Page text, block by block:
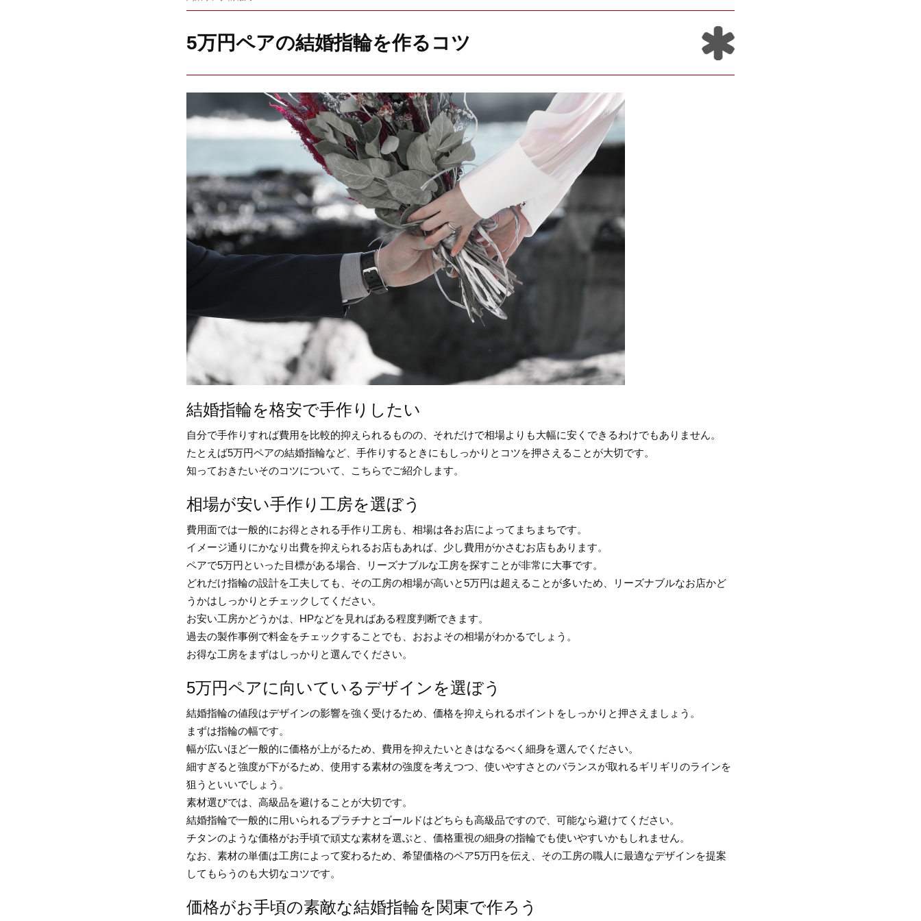
5万円ペアの結婚指輪を作るコツ
結婚指輪を格安で手作りしたい
自分で手作りすれば費用を比較的抑えられるものの、それだけで相場よりも大幅に安くできるわけでもありません。
たとえば5万円ペアの結婚指輪など、手作りするときにもしっかりとコツを押さえることが大切です。
知っておきたいそのコツについて、こちらでご紹介します。
相場が安い手作り工房を選ぼう
費用面では一般的にお得とされる手作り工房も、相場は各お店によってまちまちです。
イメージ通りにかなり出費を抑えられるお店もあれば、少し費用がかさむお店もあります。
ペアで5万円といった目標がある場合、リーズナブルな工房を探すことが非常に大事です。
どれだけ指輪の設計を工夫しても、その工房の相場が高いと5万円は超えることが多いため、リーズナブルなお店かど
うかはしっかりとチェックしてください。
お安い工房かどうかは、HPなどを見ればある程度判断できます。
過去の製作事例で料金をチェックすることでも、おおよその相場がわかるでしょう。
お得な工房をまずはしっかりと選んでください。
5万円ペアに向いているデザインを選ぼう
結婚指輪の値段はデザインの影響を強く受けるため、価格を抑えられるポイントをしっかりと押さえましょう。
まずは指輪の幅です。
幅が広いほど一般的に価格が上がるため、費用を抑えたいときはなるべく細身を選んでください。
細すぎると強度が下がるため、使用する素材の強度を考えつつ、使いやすさとのバランスが取れるギリギリのラインを
狙うといいでしょう。
素材選びでは、高級品を避けることが大切です。
結婚指輪で一般的に用いられるプラチナとゴールドはどちらも高級品ですので、可能なら避けてください。
チタンのような価格がお手頃で頑丈な素材を選ぶと、価格重視の細身の指輪でも使いやすいかもしれません。
なお、素材の単価は工房によって変わるため、希望価格のペア5万円を伝え、その工房の職人に最適なデザインを提案
してもらうのも大切なコツです。
価格がお手頃の素敵な結婚指輪を関東で作ろう